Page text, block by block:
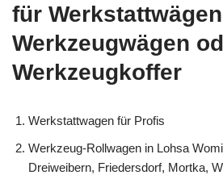
für
Werkzeugwägen
Werkzeugkoffer
Werkstattwagen für Profis
Werkzeug-Rollwagen in Lohsa
Dreiweibern, Friedersdorf, Mortka,